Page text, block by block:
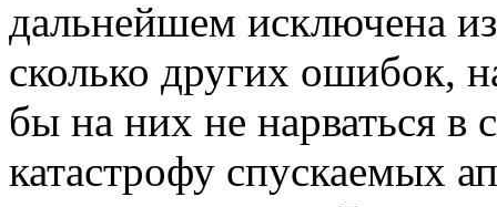
дальнейшем исключена
сколько других ошибок,
бы на них не нарваться
катастрофу спускаемых